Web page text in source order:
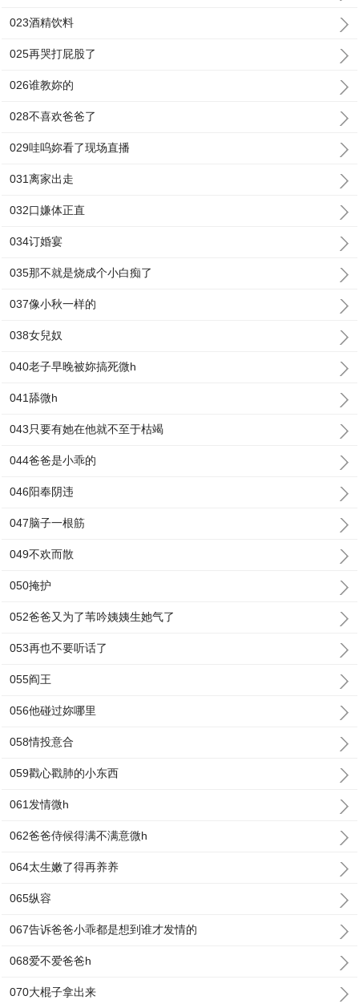
023酒精饮料
025再哭打屁股了
026谁教妳的
028不喜欢爸爸了
029哇呜妳看了现场直播
031离家出走
032口嫌体正直
034订婚宴
035那不就是烧成个小白痴了
037像小秋一样的
038女兒奴
040老子早晚被妳搞死微h
041舔微h
043只要有她在他就不至于枯竭
044爸爸是小乖的
046阳奉阴违
047脑子一根筋
049不欢而散
050掩护
052爸爸又为了苇吟姨姨生她气了
053再也不要听话了
055阎王
056他碰过妳哪里
058情投意合
059戳心戳肺的小东西
061发情微h
062爸爸侍候得满不满意微h
064太生嫩了得再养养
065纵容
067告诉爸爸小乖都是想到谁才发情的
068爱不爱爸爸h
070大棍子拿出来